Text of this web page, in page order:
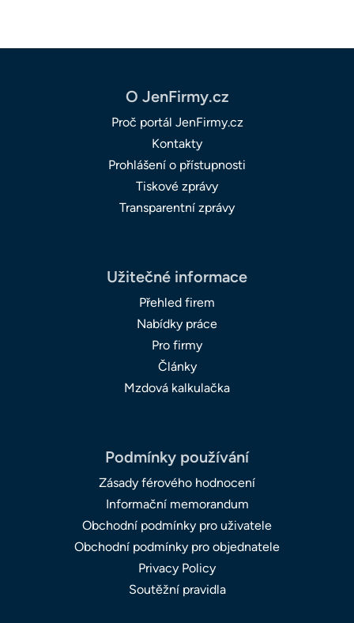
O JenFirmy.cz
Proč portál JenFirmy.cz
Kontakty
Prohlášení o přístupnosti
Tiskové zprávy
Transparentní zprávy
Užitečné informace
Přehled firem
Nabídky práce
Pro firmy
Články
Mzdová kalkulačka
Podmínky používání
Zásady férového hodnocení
Informační memorandum
Obchodní podmínky pro uživatele
Obchodní podmínky pro objednatele
Privacy Policy
Soutěžní pravidla